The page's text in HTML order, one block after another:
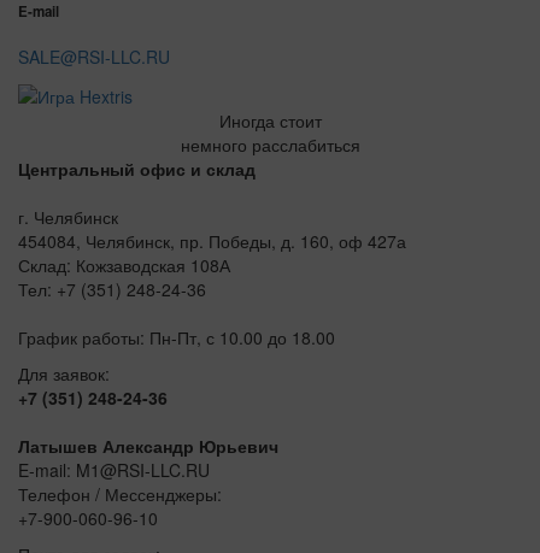
E-mail
SALE@RSI-LLC.RU
Иногда стоит
немного расслабиться
Центральный офис и склад
г. Челябинск
454084, Челябинск, пр. Победы, д. 160, оф 427а
Склад: Кожзаводская 108А
Тел: +7 (351) 248-24-36
График работы: Пн-Пт, с 10.00 до 18.00
Для заявок:
+7 (351) 248-24-36
Латышев Александр Юрьевич
E-mail: M1@RSI-LLC.RU
Телефон / Мессенджеры:
+7-900-060-96-10